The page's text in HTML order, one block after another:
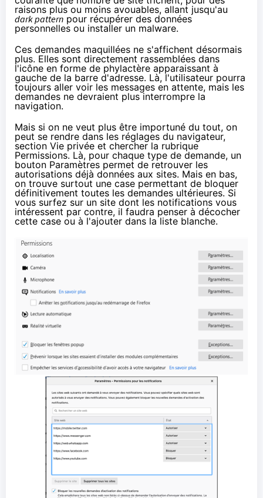
raisons plus ou moins avouables, allant jusqu'au
dark pattern pour récupérer des données
personnelles ou installer un malware.
Ces demandes maquillées ne s'affichent désormais
plus. Elles sont directement rassemblées dans
l'icône en forme de phylactère apparaissant à
gauche de la barre d'adresse. Là, l'utilisateur pourra
toujours aller voir les messages en attente, mais les
demandes ne devraient plus interrompre la
navigation.
Mais si on ne veut plus être importuné du tout, on
peut se rendre dans les réglages du navigateur,
section Vie privée et chercher la rubrique
Permissions. Là, pour chaque type de demande, un
bouton Paramètres permet de retrouver les
autorisations déjà données aux sites. Mais en bas,
on trouve surtout une case permettant de bloquer
définitivement toutes les demandes ultérieures. Si
vous surfez sur un site dont les notifications vous
intéressent par contre, il faudra penser à décocher
cette case ou à l'ajouter dans la liste blanche.